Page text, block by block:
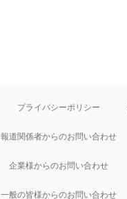
プライバシーポリシー
報道関係者からのお問い合わせ
企業様からのお問い合わせ
一般の皆様からのお問い合わせ